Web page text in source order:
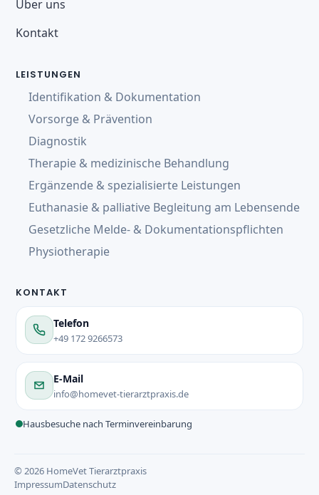
Über uns
Kontakt
LEISTUNGEN
Identifikation & Dokumentation
Vorsorge & Prävention
Diagnostik
Therapie & medizinische Behandlung
Ergänzende & spezialisierte Leistungen
Euthanasie & palliative Begleitung am Lebensende
Gesetzliche Melde- & Dokumentationspflichten
Physiotherapie
KONTAKT
Telefon
+49 172 9266573
E-Mail
info@homevet-tierarztpraxis.de
Hausbesuche nach Terminvereinbarung
© 2026 HomeVet Tierarztpraxis
ImpressumDatenschutz